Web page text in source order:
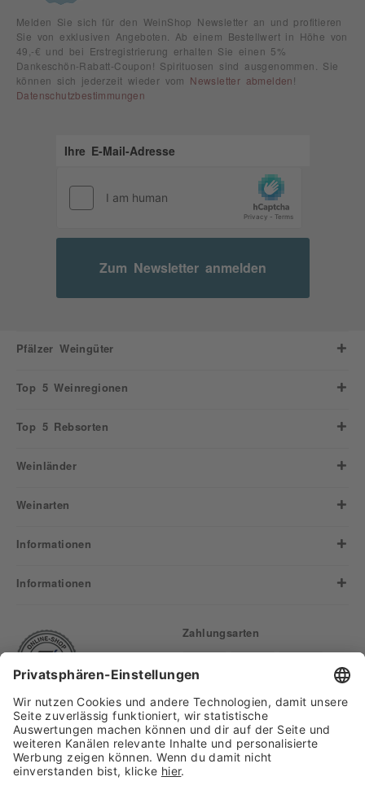
Melden Sie sich für den WeinShop Newsletter an und profitieren
Sie von exklusiven Angeboten. Ab einem Bestellwert in Höhe von
49,-€ und bei Erstregistrierung erhalten Sie einen 5%
Dankeschön-Rabatt-Coupon! Spirituosen sind ausgenommen. Sie
können sich jederzeit wieder vom Newsletter abmelden !
Datenschutzbestimmungen
Zum Newsletter anmelden
Pfälzer Weingüter
Top 5 Weinregionen
Top 5 Rebsorten
Weinländer
Weinarten
Informationen
Informationen
Zahlungsarten
Finden Sie uns auf: